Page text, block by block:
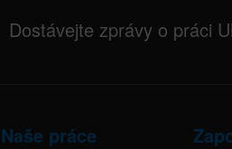
Dostávejte zprávy o práci
Naše práce